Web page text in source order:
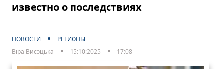
известно о последствиях
НОВОСТИ
РЕГИОНЫ
Віра Висоцька
15:10:2025 17:08